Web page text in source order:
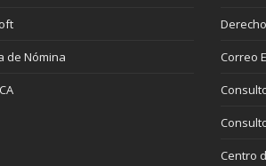
de Nómina Correo
Centro